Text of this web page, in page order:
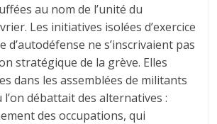
au nom de l’unité du
Les initiatives isolées d’exercice
d’autodéfense ne s’inscrivaient pas
stratégique de la grève. Elles
dans les assemblées de militants
débattait des alternatives :
des occupations, qui